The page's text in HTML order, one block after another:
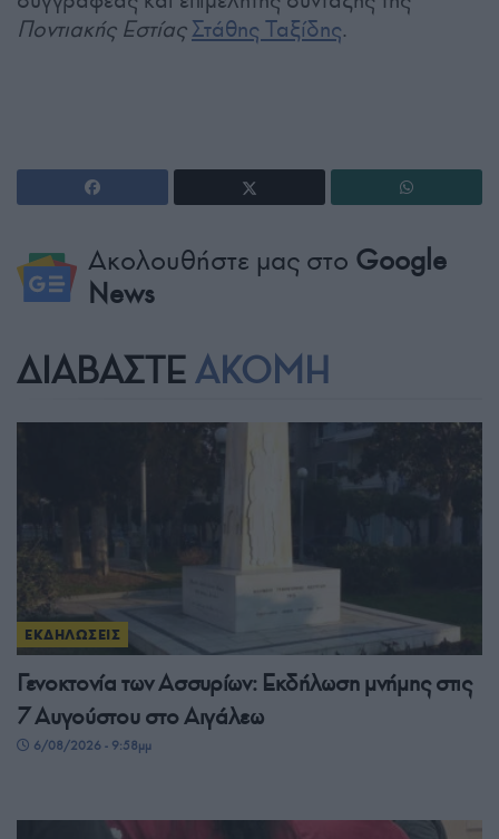
Ποντιακής Εστίας Στάθης Ταξίδης.
Ακολουθήστε μας στο Google
News
ΔΙΑΒΑΣΤΕ ΑΚΟΜΗ
ΕΚΔΗΛΩΣΕΙΣ
Γενοκτονία των Ασσυρίων: Εκδήλωση μνήμης στις
7 Αυγούστου στο Αιγάλεω
6/08/2026 - 9:58μμ